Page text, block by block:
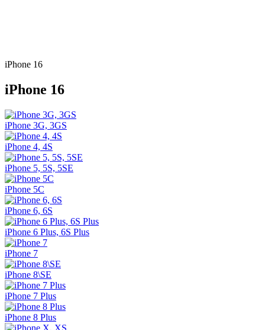
iPhone 16
iPhone 16
iPhone 3G, 3GS
iPhone 4, 4S
iPhone 5, 5S, 5SE
iPhone 5C
iPhone 6, 6S
iPhone 6 Plus, 6S Plus
iPhone 7
iPhone 8\SE
iPhone 7 Plus
iPhone 8 Plus